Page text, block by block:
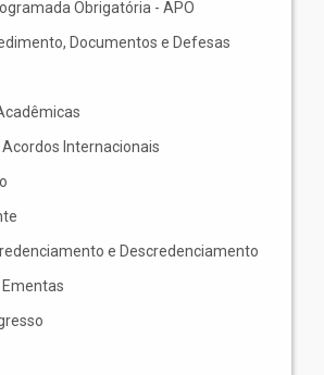
Obrigatória - APO
Documentos e Defesas
Internacionais
e Descredenciamento
Ementas